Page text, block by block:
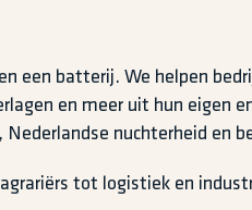
een batterij. We helpen
en meer uit hun eigen
nuchterheid en
tot logistiek en